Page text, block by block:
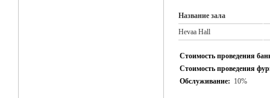
Название зала
Hevaa Hall
Стоимость проведения
Стоимость проведения
Обслуживание: 10%